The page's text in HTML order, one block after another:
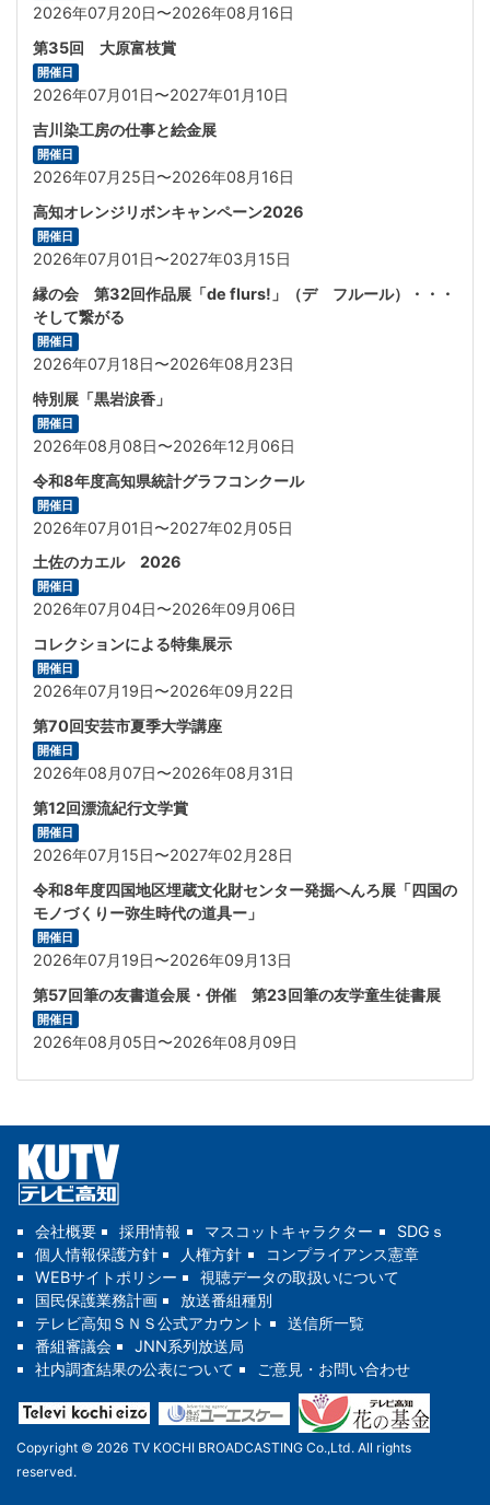
2026年07月20日〜2026年08月16日
第35回 大原富枝賞
開催日
2026年07月01日〜2027年01月10日
吉川染工房の仕事と絵金展
開催日
2026年07月25日〜2026年08月16日
高知オレンジリボンキャンペーン2026
開催日
2026年07月01日〜2027年03月15日
縁の会 第32回作品展「de flurs!」（デ フルール）・・・
そして繋がる
開催日
2026年07月18日〜2026年08月23日
特別展「黒岩涙香」
開催日
2026年08月08日〜2026年12月06日
令和8年度高知県統計グラフコンクール
開催日
2026年07月01日〜2027年02月05日
土佐のカエル 2026
開催日
2026年07月04日〜2026年09月06日
コレクションによる特集展示
開催日
2026年07月19日〜2026年09月22日
第70回安芸市夏季大学講座
開催日
2026年08月07日〜2026年08月31日
第12回漂流紀行文学賞
開催日
2026年07月15日〜2027年02月28日
令和8年度四国地区埋蔵文化財センター発掘へんろ展「四国の
モノづくりー弥生時代の道具ー」
開催日
2026年07月19日〜2026年09月13日
第57回筆の友書道会展・併催 第23回筆の友学童生徒書展
開催日
2026年08月05日〜2026年08月09日
会社概要 採用情報 マスコットキャラクター
SDGｓ
個人情報保護方針
人権方針
コンプライアンス憲章
WEBサイトポリシー
視聴データの取扱いについて
国民保護業務計画
放送番組種別
テレビ高知ＳＮＳ公式アカウント
送信所一覧
番組審議会
JNN系列放送局
社内調査結果の公表について
ご意見・お問い合わせ
Copyright © 2026 TV KOCHI BROADCASTING Co.,Ltd. All rights
reserved.